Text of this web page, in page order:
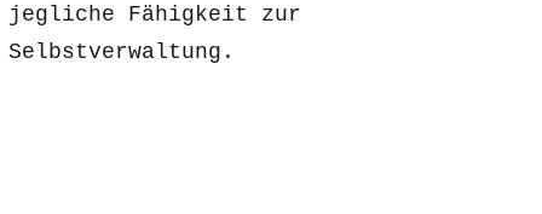
jegliche Fähigkeit zur
Selbstverwaltung.